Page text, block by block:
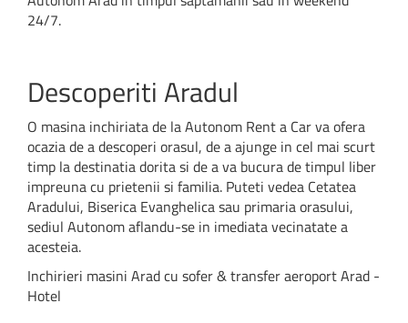
24/7.
Descoperiti Aradul
O masina inchiriata de la Autonom Rent a Car va ofera
ocazia de a descoperi orasul, de a ajunge in cel mai scurt
timp la destinatia dorita si de a va bucura de timpul liber
impreuna cu prietenii si familia. Puteti vedea Cetatea
Aradului, Biserica Evanghelica sau primaria orasului,
sediul Autonom aflandu-se in imediata vecinatate a
acesteia.
Inchirieri masini Arad cu sofer & transfer aeroport Arad -
Hotel